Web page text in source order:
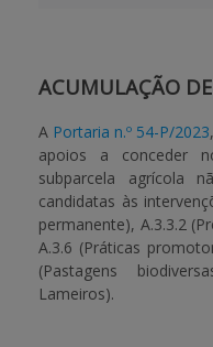
ACUMULAÇÃO
A Portaria n.º 54-P/2023
apoios a conceder
subparcela agrícola
candidatas às
permanente), A.3.3.2
A.3.6 (Práticas
(Pastagens
Lameiros).